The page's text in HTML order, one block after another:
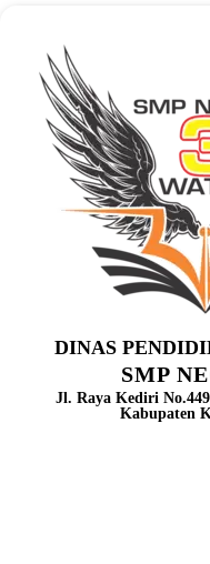
DINAS
SMP
Jl. Raya Kediri
Kabupaten